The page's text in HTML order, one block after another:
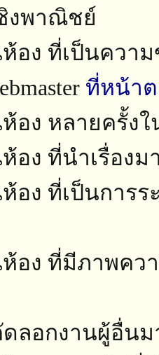
งพาณิชย์
ห้อง ที่เป็นคว
ที่หน้า
อง หลายครั้ง
อง ที่นำเรื่องม
ห้อง ที่เป็นการ
ห้อง ที่มีภาพค
ลอกงานผู้อื่นม